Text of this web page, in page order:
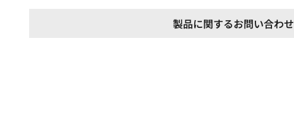
製品に関するお問い合わせ